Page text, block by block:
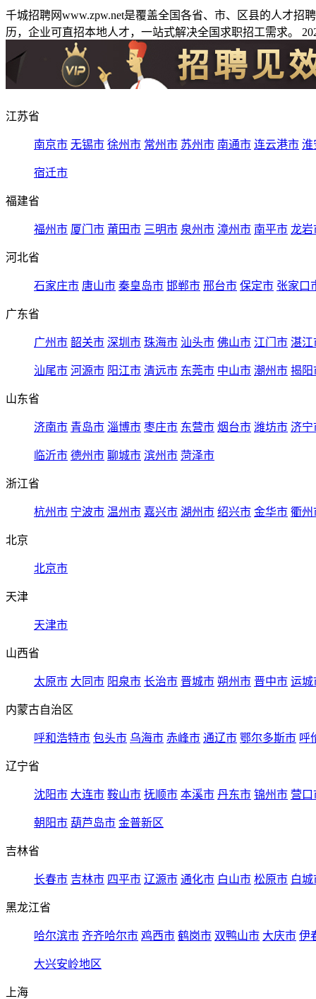
千城招聘网www.zpw.net是覆盖全国各省、市、区县的人才
历，企业可直招本地人才，一站式解决全国求职招工需求。
江苏省
南京市 无锡市 徐州市 常州市 苏州市 南通市 连云港市 淮
宿迁市
福建省
福州市 厦门市 莆田市 三明市 泉州市 漳州市 南平市 龙岩
河北省
石家庄市 唐山市 秦皇岛市 邯郸市 邢台市 保定市 张家口
广东省
广州市 韶关市 深圳市 珠海市 汕头市 佛山市 江门市 湛江
汕尾市 河源市 阳江市 清远市 东莞市 中山市 潮州市 揭阳
山东省
济南市 青岛市 淄博市 枣庄市 东营市 烟台市 潍坊市 济宁
临沂市 德州市 聊城市 滨州市 菏泽市
浙江省
杭州市 宁波市 温州市 嘉兴市 湖州市 绍兴市 金华市 衢州
北京
北京市
天津
天津市
山西省
太原市 大同市 阳泉市 长治市 晋城市 朔州市 晋中市 运城
内蒙古自治区
呼和浩特市 包头市 乌海市 赤峰市 通辽市 鄂尔多斯市 呼
辽宁省
沈阳市 大连市 鞍山市 抚顺市 本溪市 丹东市 锦州市 营口
朝阳市 葫芦岛市 金普新区
吉林省
长春市 吉林市 四平市 辽源市 通化市 白山市 松原市 白城
黑龙江省
哈尔滨市 齐齐哈尔市 鸡西市 鹤岗市 双鸭山市 大庆市 伊
大兴安岭地区
上海